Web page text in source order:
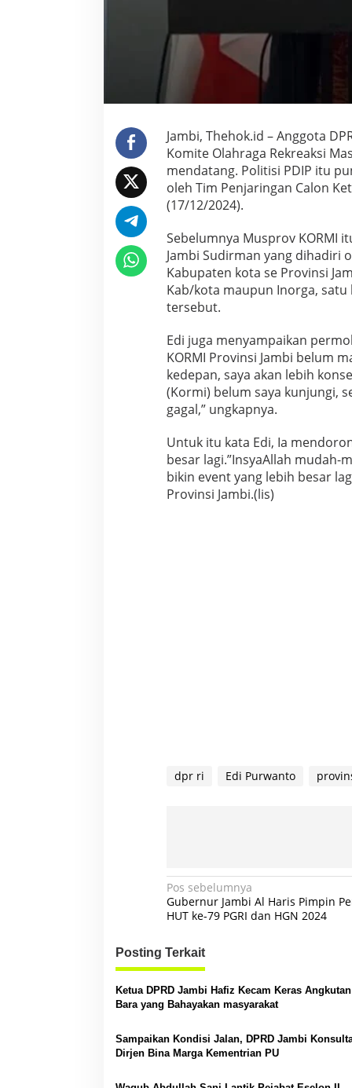
r
o
v
n
s
J
a
m
b
i
Jambi, Thehok.id – Anggota
Komite Olahraga Rekreaksi
mendatang. Politisi PDIP itu
oleh Tim Penjaringan Calon
(17/12/2024).
Sebelumnya Musprov KORMI
Jambi Sudirman yang dihadiri
Kabupaten kota se Provinsi
Kab/kota maupun Inorga,
tersebut.
Edi juga menyampaikan
KORMI Provinsi Jambi belum
kedepan, saya akan lebih
(Kormi) belum saya kunjungi,
gagal,” ungkapnya.
Untuk itu kata Edi, Ia
besar lagi.”InsyaAllah mudah-
bikin event yang lebih besar
Provinsi Jambi.(lis)
dpr ri Edi Purwanto
N
a
i
a
i
Pos sebelumnya
Gubernur Jambi Al Haris Pimpin
HUT ke-79 PGRI dan HGN 2024
Posting Terkait
Ketua DPRD Jambi Hafiz Kecam Keras Angkutan Batu
Bara yang Bahayakan masyarakat
Sampaikan Kondisi Jalan, DPRD Jambi
Dirjen Bina Marga Kementrian PU